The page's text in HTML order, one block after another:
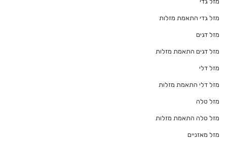
מזל גדי התאמת מזלות
מזל דגים
מזל דגים התאמת מזלות
מזל דלי
מזל דלי התאמת מזלות
מזל טלה
מזל טלה התאמת מזלות
מזל מאזניים